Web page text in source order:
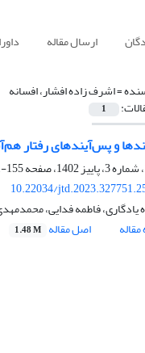
ارسال مقاله
=اشرف زاده افشار، افسانه
1
و پس‌آیندهای رفتار
155-171
10.22034/
فاطمه فدایی،
اصل مقاله 1.48 M